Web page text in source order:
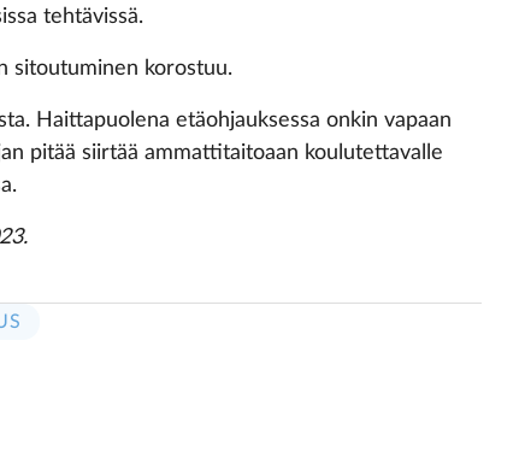
tehtävissä.
sitoutuminen korostuu.
Haittapuolena etäohjauksessa onkin vapaan
pitää siirtää ammattitaitoaan koulutettavalle